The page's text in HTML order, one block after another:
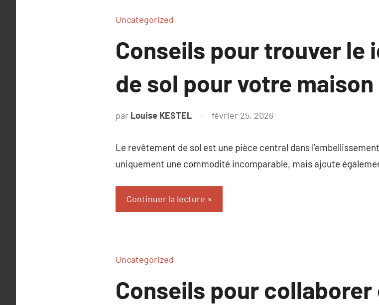
Uncategorized
Conseils pour trouver le
de sol pour votre maison
par Louise KESTEL février 25, 2026
Le revêtement de sol est une pièce central dans
uniquement une commodité incomparable, mais ajoute
Continuer la lecture
Uncategorized
Conseils pour